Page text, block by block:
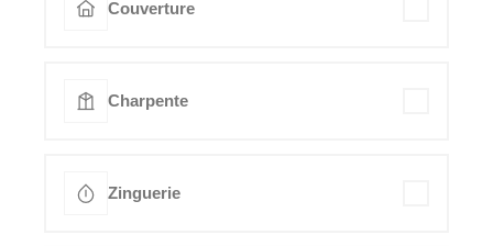
Couverture
Charpente
Zinguerie